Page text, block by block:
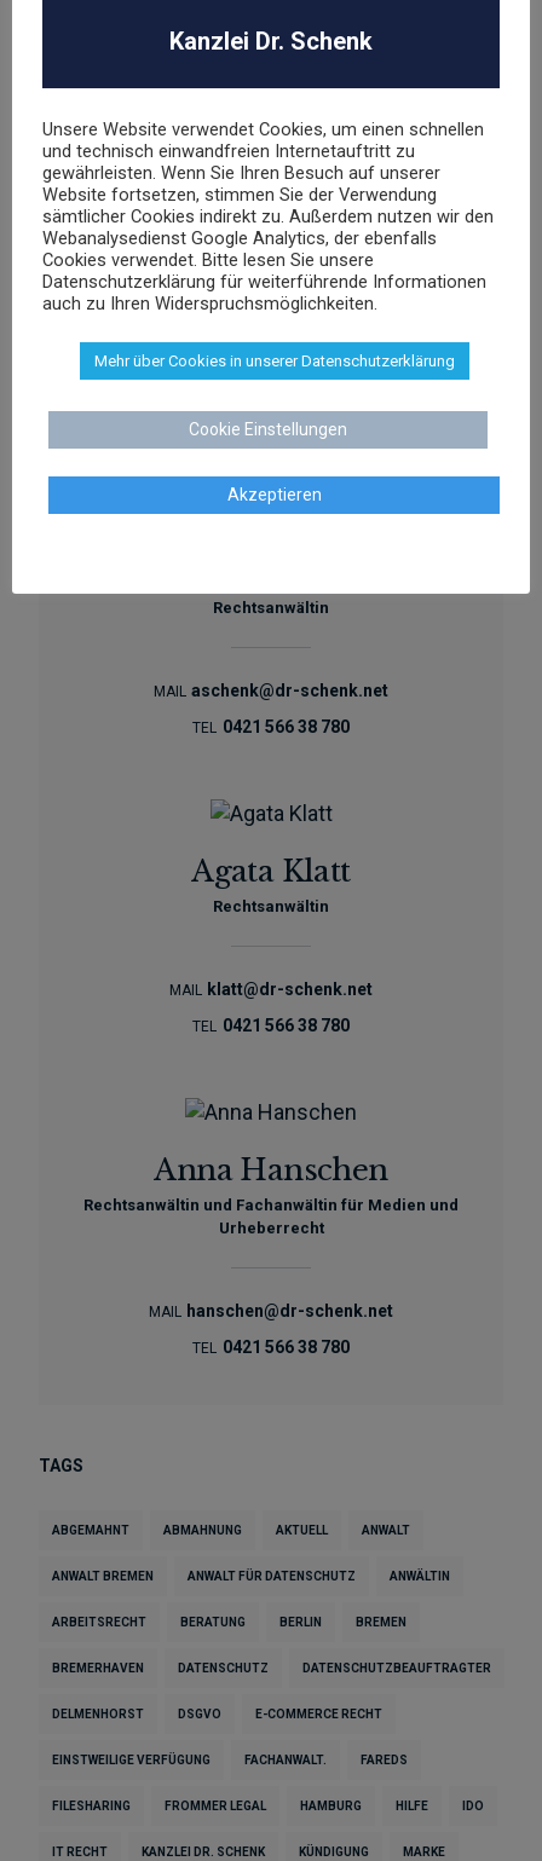
Dr. Stephan Schenk
Rechtsanwalt und Fachanwalt für gewerblichen
Rechtsschutz
TEL 0421 566 38 780
Rechtsanwältin
MAIL aschenk@dr-schenk.net
TEL 0421 566 38 780
Agata Klatt
Rechtsanwältin
MAIL klatt@dr-schenk.net
TEL 0421 566 38 780
Anna Hanschen
Rechtsanwältin und Fachanwältin für Medien und
Urheberrecht
MAIL hanschen@dr-schenk.net
TEL 0421 566 38 780
TAGS
ABGEMAHNT ABMAHNUNG AKTUELL ANWALT
ANWALT BREMEN ANWALT FÜR DATENSCHUTZ ANWÄLTIN
ARBEITSRECHT BERATUNG BERLIN BREMEN
BREMERHAVEN DATENSCHUTZ DATENSCHUTZBEAUFTRAGTER
DELMENHORST DSGVO E-COMMERCE RECHT
EINSTWEILIGE VERFÜGUNG FACHANWALT. FAREDS
FILESHARING FROMMER LEGAL HAMBURG HILFE IDO
IT RECHT KANZLEI DR. SCHENK KÜNDIGUNG MARKE
Kanzlei Dr. Schenk
Unsere Website verwendet Cookies, um einen schnellen
und technisch einwandfreien Internetauftritt zu
gewährleisten. Wenn Sie Ihren Besuch auf unserer
Website fortsetzen, stimmen Sie der Verwendung
sämtlicher Cookies indirekt zu. Außerdem nutzen wir den
Webanalysedienst Google Analytics, der ebenfalls
Cookies verwendet. Bitte lesen Sie unsere
Datenschutzerklärung für weiterführende Informationen
auch zu Ihren Widerspruchsmöglichkeiten.
Mehr über Cookies in unserer Datenschutzerklärung
Cookie Einstellungen
Akzeptieren